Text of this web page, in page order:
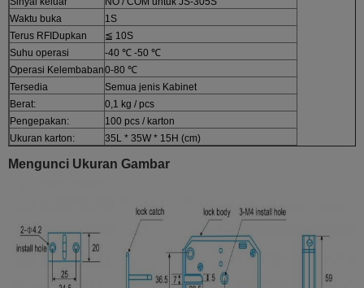
Waktu buka
1S
Terus RFIDupkan
≦ 10S
Suhu operasi
-40 ℃ -50 ℃
Operasi Kelembaban0-80 ℃
Tersedia
Semua jenis Kabinet
Berat:
0,1 kg / pcs
Pengepakan:
100 pcs / karton
Ukuran karton:
35L * 35W * 15H (cm)
Mengunci Ukuran Gambar